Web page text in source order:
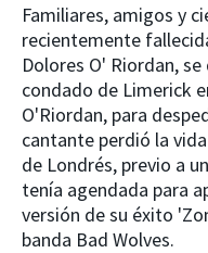
Familiares, amigos y
recientemente
Dolores O' Riordan,
condado de Limerick
O'Riordan, para
cantante perdió la
de Londrés, previo a
tenía agendada para
versión de su éxito
banda Bad Wolves.